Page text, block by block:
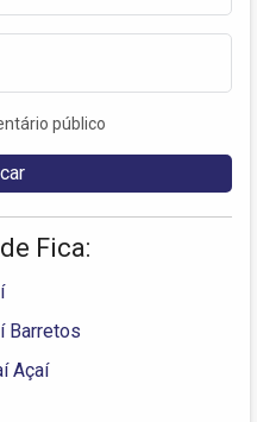
público
Fica:
Barretos
Açaí